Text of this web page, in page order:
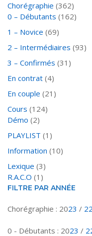
Chorégraphie (362)
0 – Débutants (162)
1 – Novice (69)
2 – Intermédiaires (93)
3 – Confirmés (31)
En contrat (4)
En couple (21)
Cours (124)
Démo (2)
PLAYLIST (1)
Information (10)
Lexique (3)
R.A.C.O (1)
FILTRE PAR ANNÉE
Chorégraphie : 2023 / 22
0 - Débutants : 2023 /